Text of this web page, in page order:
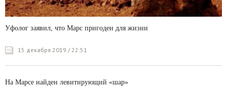
Уфолог заявил, что Марс пригоден для жизни
15 декабря 2019 / 22:51
На Марсе найден левитирующий «шар»